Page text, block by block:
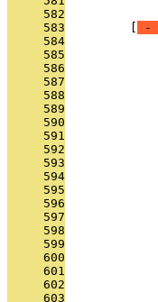
     582
     583
-
     584
     585
     586
     587
     588
     589
     590
     591
     592
     593
     594
     595
     596
     597
     598
     599
     600
     601
     602
     603